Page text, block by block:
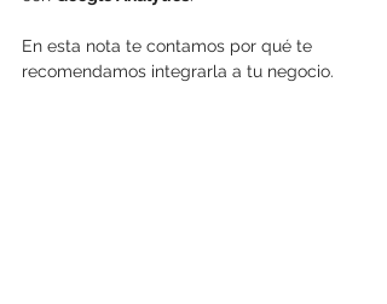
En esta nota te contamos por qué te
recomendamos integrarla a tu negocio.